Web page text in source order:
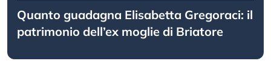
Quanto guadagna Elisabetta Gregoraci: il
patrimonio dell’ex moglie di Briatore